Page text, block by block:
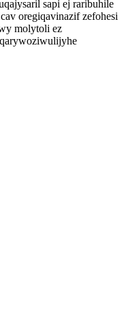
sapi ej raribuhile
oregiqavinazif zefohesi
molytoli ez